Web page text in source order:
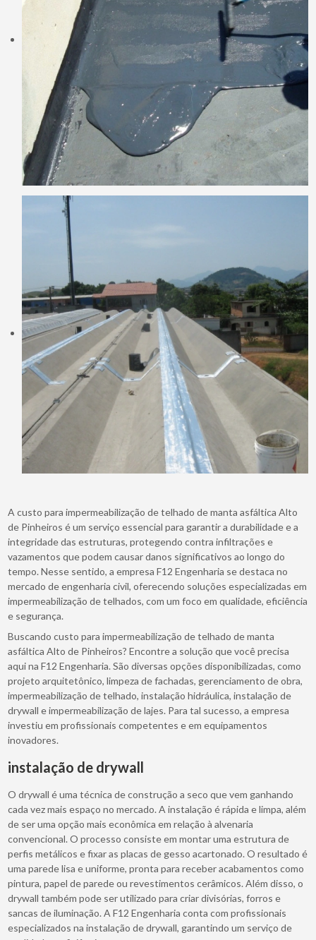
A custo para impermeabilização de telhado de manta asfáltica Alto
de Pinheiros é um serviço essencial para garantir a durabilidade e a
integridade das estruturas, protegendo contra infiltrações e
vazamentos que podem causar danos significativos ao longo do
tempo. Nesse sentido, a empresa F12 Engenharia se destaca no
mercado de engenharia civil, oferecendo soluções especializadas em
impermeabilização de telhados, com um foco em qualidade, eficiência
e segurança.
Buscando custo para impermeabilização de telhado de manta
asfáltica Alto de Pinheiros? Encontre a solução que você precisa
aqui na F12 Engenharia. São diversas opções disponibilizadas, como
projeto arquitetônico, limpeza de fachadas, gerenciamento de obra,
impermeabilização de telhado, instalação hidráulica, instalação de
drywall e impermeabilização de lajes. Para tal sucesso, a empresa
investiu em profissionais competentes e em equipamentos
inovadores.
instalação de drywall
O drywall é uma técnica de construção a seco que vem ganhando
cada vez mais espaço no mercado. A instalação é rápida e limpa, além
de ser uma opção mais econômica em relação à alvenaria
convencional. O processo consiste em montar uma estrutura de
perfis metálicos e fixar as placas de gesso acartonado. O resultado é
uma parede lisa e uniforme, pronta para receber acabamentos como
pintura, papel de parede ou revestimentos cerâmicos. Além disso, o
drywall também pode ser utilizado para criar divisórias, forros e
sancas de iluminação. A F12 Engenharia conta com profissionais
especializados na instalação de drywall, garantindo um serviço de